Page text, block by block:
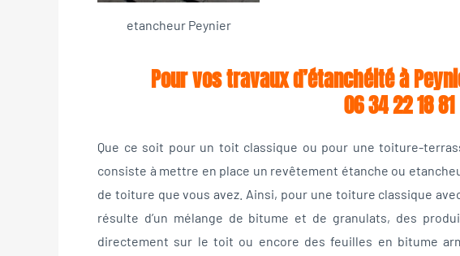
etancheur Peynier
Pour vos travaux d’étanchéité à
06 34 22 18 81
Que ce soit pour un toit classique ou pour une toiture-
consiste à mettre en place un revêtement étanche ou
de toiture que vous avez. Ainsi, pour une toiture classique
résulte d’un mélange de bitume et de granulats, des
directement sur le toit ou encore des feuilles en bitume